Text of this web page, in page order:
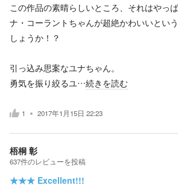
この作品の素晴らしいところ、それはやっ
ナ・コーラントちゃんが超絶かわいいとい
しょうか！？
引っ込み思案なユナちゃん。
勇気を振り絞るユ…続きを読む
1 2017年1月15日 22:23
梧桐 彰
637件のレビューを投稿
★★★ Excellent!!!